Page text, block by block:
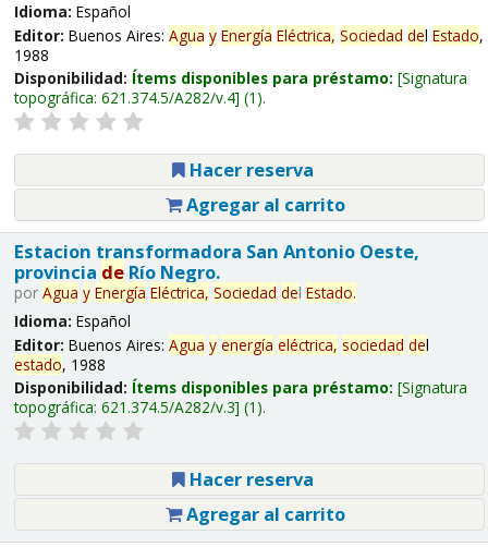
Idioma: Español
Editor: Buenos Aires: Agua y Energía Eléctrica, Sociedad del Estado,
1988
Disponibilidad: Ítems disponibles para préstamo: Signatura
topográfica: 621.374.5/A282/v.4 (1).
Hacer reserva
Agregar al carrito
Estacion transformadora San Antonio Oeste,
provincia deRío Negro.
por Agua y Energía Eléctrica, Sociedad del Estado.
Idioma: Español
Editor: Buenos Aires: Agua y energía eléctrica, sociedad del
estado, 1988
Disponibilidad: Ítems disponibles para préstamo: Signatura
topográfica: 621.374.5/A282/v.3 (1).
Hacer reserva
Agregar al carrito